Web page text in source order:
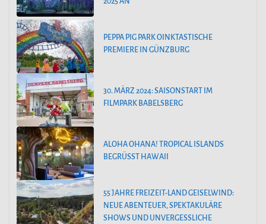
PEPPA PIG PARK OINKTASTISCHE
PREMIERE IN GÜNZBURG
30. MÄRZ 2024: SAISONSTART IM
FILMPARK BABELSBERG
ALOHA OHANA! TROPICAL ISLANDS
BEGRÜSST HAWAII
55 JAHRE FREIZEIT-LAND GEISELWIND:
NEUE ABENTEUER, SPEKTAKULÄRE
SHOWS UND UNVERGESSLICHE